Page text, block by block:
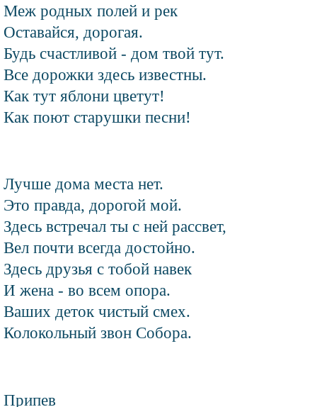
Меж родных полей и рек
Оставайся, дорогая.
Будь счастливой - дом твой тут.
Все дорожки здесь известны.
Как тут яблони цветут!
Как поют старушки песни!
Лучше дома места нет.
Это правда, дорогой мой.
Здесь встречал ты с ней рассвет,
Вел почти всегда достойно.
Здесь друзья с тобой навек
И жена - во всем опора.
Ваших деток чистый смех.
Колокольный звон Собора.
Припев